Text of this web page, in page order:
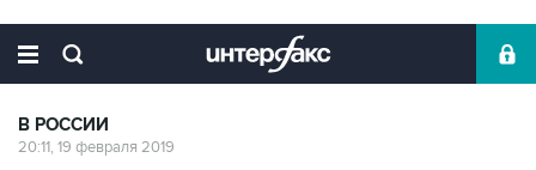
В РОССИИ
20:11, 19 февраля 2019